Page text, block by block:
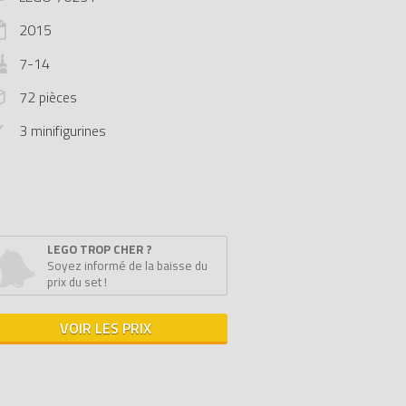
2015
7-14
72 pièces
3 minifigurines
LEGO TROP CHER ?
Soyez informé de la baisse du
prix du set !
VOIR LES PRIX